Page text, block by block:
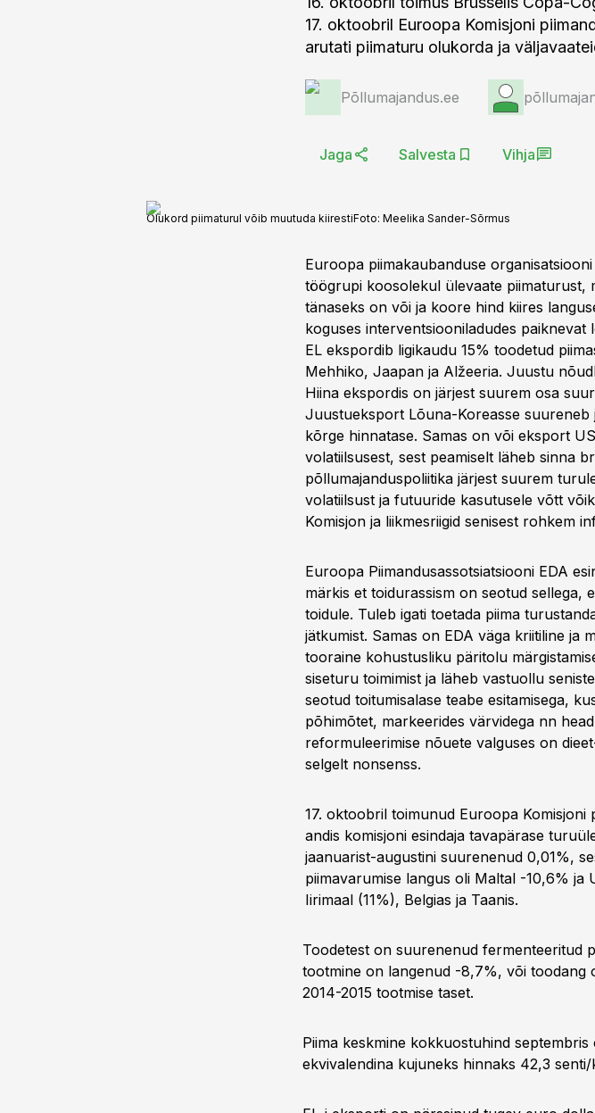
17. oktoobril Euroopa Komisjoni
arutati piimaturu olukorda ja
Põllumajandus.ee
Jaga Salvesta Vihja
Olukord piimaturul võib muutuda kiirestiFoto: Meelika Sander-Sõrmus
Euroopa piimakaubanduse
töögrupi koosolekul ülevaate piimaturust,
tänaseks on või ja koore hind kiires
koguses interventsiooniladudes
EL ekspordib ligikaudu 15% toodetud
Mehhiko, Jaapan ja Alžeeria. Juustu
Hiina ekspordis on järjest suurem osa
Juustueksport Lõuna-Koreasse
kõrge hinnatase. Samas on või eksport
volatiilsusest, sest peamiselt läheb sinna
põllumajanduspoliitika järjest suurem
volatiilsust ja futuuride kasutusele võtt
Komisjon ja liikmesriigid senisest rohkem
Euroopa Piimandusassotsiatsiooni EDA
märkis et toidurassism on seotud sellega,
toidule. Tuleb igati toetada piima
jätkumist. Samas on EDA väga kriitiline ja
tooraine kohustusliku päritolu
siseturu toimimist ja läheb vastuollu
seotud toitumisalase teabe esitamisega,
põhimõtet, markeerides värvidega nn
reformuleerimise nõuete valguses on
selgelt nonsenss.
17. oktoobril toimunud Euroopa
andis komisjoni esindaja tavapärase
jaanuarist-augustini suurenenud 0,01%,
piimavarumise langus oli Maltal -10,6%
Iirimaal (11%), Belgias ja Taanis.
Toodetest on suurenenud fermenteeritud
tootmine on langenud -8,7%, või toodang
2014-2015 tootmise taset.
Piima keskmine kokkuostuhind
ekvivalendina kujuneks hinnaks 42,3 senti/